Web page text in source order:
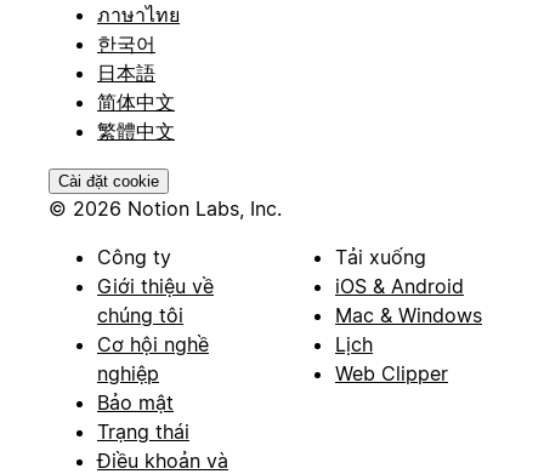
ภาษาไทย
한국어
日本語
简体中文
繁體中文
Cài đặt cookie
© 2026 Notion Labs, Inc.
Công ty
Giới thiệu về
chúng tôi
Cơ hội nghề
nghiệp
Bảo mật
Trạng thái
Điều khoản và
Tải xuống
iOS & Android
Mac & Windows
Lịch
Web Clipper